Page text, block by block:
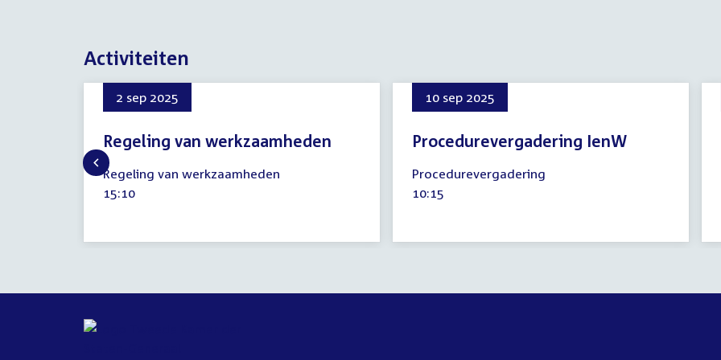
Activiteiten
2 sep 2025
Regeling van werkzaamheden
2
september
2025
Regeling van werkzaamheden
Tijd
15:10
10 sep 2025
Procedurevergadering IenW
september
2025
Procedurevergadering
Tijd
10:15